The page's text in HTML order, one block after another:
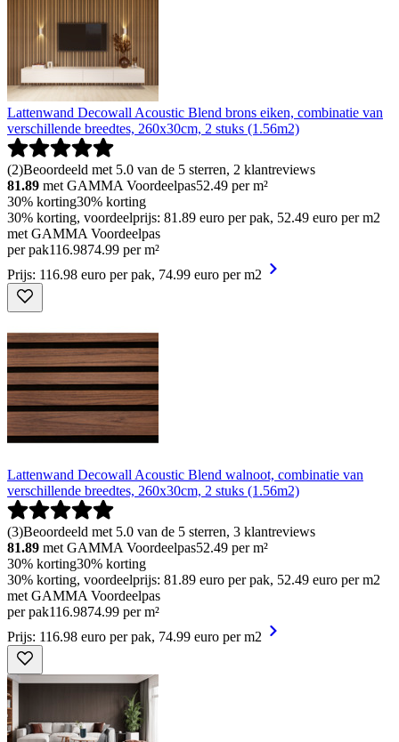
Lattenwand Decowall Acoustic Blend brons eiken, combinatie van
verschillende breedtes, 260x30cm, 2 stuks (1.56m2)
(2)Beoordeeld met 5.0 van de 5 sterren, 2 klantreviews
81.89 met GAMMA Voordeelpas52.49 per m²
30% korting30% korting
30% korting, voordeelprijs: 81.89 euro per pak, 52.49 euro per m2
met GAMMA Voordeelpas
per pak116.9874.99 per m²
Prijs: 116.98 euro per pak, 74.99 euro per m2
Lattenwand Decowall Acoustic Blend walnoot, combinatie van
verschillende breedtes, 260x30cm, 2 stuks (1.56m2)
(3)Beoordeeld met 5.0 van de 5 sterren, 3 klantreviews
81.89 met GAMMA Voordeelpas52.49 per m²
30% korting30% korting
30% korting, voordeelprijs: 81.89 euro per pak, 52.49 euro per m2
met GAMMA Voordeelpas
per pak116.9874.99 per m²
Prijs: 116.98 euro per pak, 74.99 euro per m2